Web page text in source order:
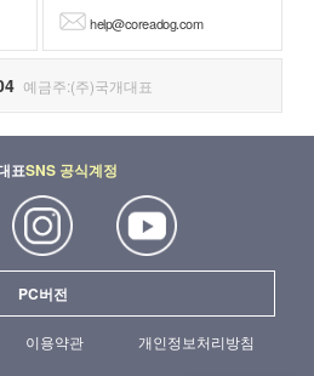
help@coreadog.com
예금주:(주)국개대표
표SNS 공식계정
PC버전
이용약관 개인정보처리방침